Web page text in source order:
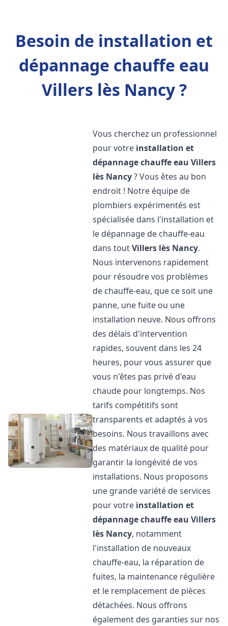
Besoin de installation et
dépannage chauffe eau
Villers lès Nancy ?
Vous cherchez un professionnel
pour votre installation et
dépannage chauffe eau Villers
lès Nancy? Vous êtes au bon
endroit ! Notre équipe de
plombiers expérimentés est
spécialisée dans l'installation et
le dépannage de chauffe-eau
dans toutVillers lès Nancy.
Nous intervenons rapidement
pour résoudre vos problèmes
de chauffe-eau, que ce soit une
panne, une fuite ou une
installation neuve. Nous offrons
des délais d'intervention
rapides, souvent dans les 24
heures, pour vous assurer que
vous n'êtes pas privé d'eau
chaude pour longtemps. Nos
tarifs compétitifs sont
transparents et adaptés à vos
besoins. Nous travaillons avec
des matériaux de qualité pour
garantir la longévité de vos
installations. Nous proposons
une grande variété de services
pour votre installation et
dépannage chauffe eau Villers
lès Nancy, notamment
l'installation de nouveaux
chauffe-eau, la réparation de
fuites, la maintenance régulière
et le remplacement de pièces
détachées. Nous offrons
également des garanties sur nos